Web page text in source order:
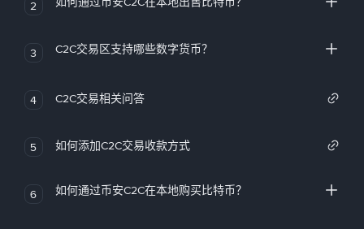
2
3 C2C交易区支持哪些数字货币？
4 C2C交易相关问答
5 如何添加C2C交易收款方式
6 如何通过币安C2C在本地购买比特币？